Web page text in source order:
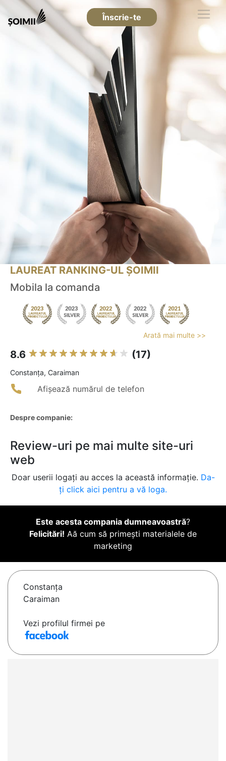
Înscrie-te
LAUREAT RANKING-UL ȘOIMII
Mobila la comanda
Arată mai multe >>
8.6 (17)
Constanţa, Caraiman
Afișează numărul de telefon
Despre companie:
Review-uri pe mai multe site-uri
web
Doar userii logați au acces la această informație. Da-
ți click aici pentru a vă loga.
Este acesta compania dumneavoastră?
Felicitări! Aă cum să primești materialele de
marketing
Constanţa
Caraiman
Vezi profilul firmei pe